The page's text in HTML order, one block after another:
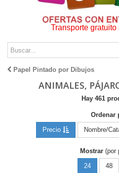
Transporte gratuito
Papel Pintado por Dibujos
ANIMALES,
Hay 461
Ordenar
Precio
Nombre/
Mostrar (por
24
48